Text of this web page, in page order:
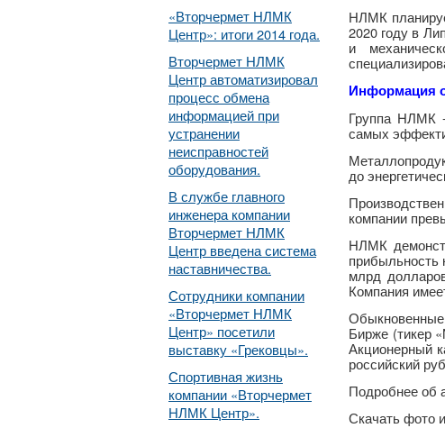
«Вторчермет НЛМК
Центр»: итоги 2014 года.
Вторчермет НЛМК
Центр автоматизировал
процесс обмена
информацией при
устранении
неисправностей
оборудования.
В службе главного
инженера компании
Вторчермет НЛМК
Центр введена система
наставничества.
Сотрудники компании
«Вторчермет НЛМК
Центр» посетили
выставку «Грековцы».
Спортивная жизнь
компании «Вторчермет
НЛМК Центр».
НЛМК
2020 году в
и
Информация
Группа НЛМК -
самых
до
компании
НЛМК
прибыльность
млрд
Компания
Бирже (тикер
Акционерный
российский
Подробнее об
Скачать фото